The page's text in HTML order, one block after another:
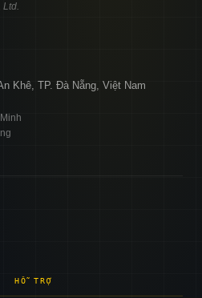
Ltd.
Khê, TP. Đà Nẵng, Việt Nam
HỖ TRỢ